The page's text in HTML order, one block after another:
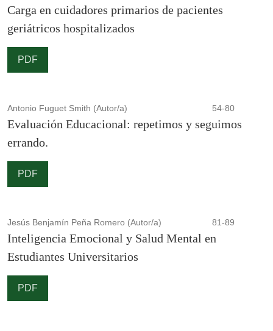
Carga en cuidadores primarios de pacientes
geriátricos hospitalizados
PDF
Antonio Fuguet Smith (Autor/a) 54-80
Evaluación Educacional: repetimos y seguimos
errando.
PDF
Jesús Benjamín Peña Romero (Autor/a) 81-89
Inteligencia Emocional y Salud Mental en
Estudiantes Universitarios
PDF